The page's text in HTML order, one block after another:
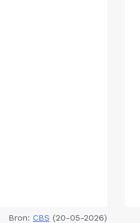
Bron: CBS (20-05-2026)